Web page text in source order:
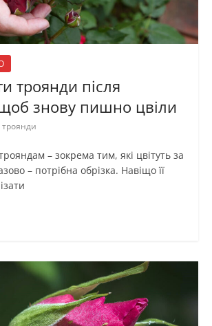
троянди після
щоб знову пишно цвіли
троянди
– зокрема тим, які цвітуть за
– потрібна обрізка. Навіщо її